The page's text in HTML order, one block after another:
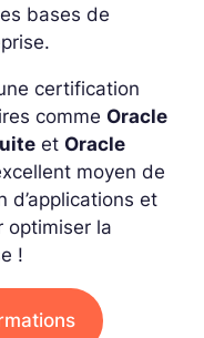
bases de
certification
comme Oracle
et Oracle
moyen de
d’applications et
optimiser la
!